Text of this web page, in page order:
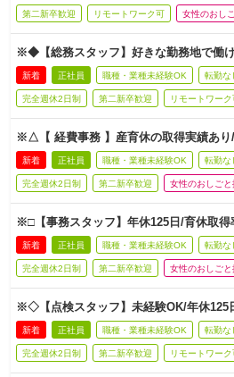
第二新卒歓迎 リモートワーク可 女性のおし
※◆【総務スタッフ】好きな勤務地で働
新着 正社員 職種・業種未経験OK 転勤な
完全週休2日制 第二新卒歓迎 リモートワーク
※△【 経費事務 】産育休の取得実績あり
新着 正社員 職種・業種未経験OK 転勤な
完全週休2日制 第二新卒歓迎 女性のおしごと
※□【事務スタッフ】年休125日/育休取得
新着 正社員 職種・業種未経験OK 転勤な
完全週休2日制 第二新卒歓迎 女性のおしごと
※◇【点検スタッフ】未経験OK/年休125
新着 正社員 職種・業種未経験OK 転勤な
完全週休2日制 第二新卒歓迎 リモートワーク